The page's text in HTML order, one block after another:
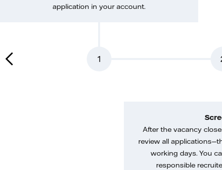
1
application in your account.
After the vacancy
review all
working days. You
responsible